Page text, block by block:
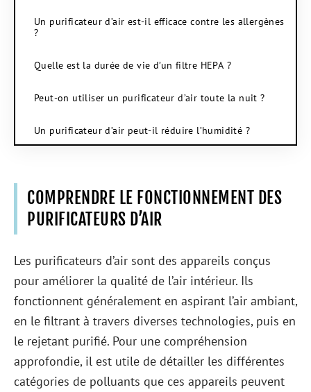
Un purificateur d’air est-il efficace contre les allergènes
?
Quelle est la durée de vie d’un filtre HEPA ?
Peut-on utiliser un purificateur d’air toute la nuit ?
Un purificateur d’air peut-il réduire l’humidité ?
COMPRENDRE LE FONCTIONNEMENT DES
PURIFICATEURS D’AIR
Les purificateurs d’air sont des appareils conçus
pour améliorer la qualité de l’air intérieur. Ils
fonctionnent généralement en aspirant l’air ambiant,
en le filtrant à travers diverses technologies, puis en
le rejetant purifié. Pour une compréhension
approfondie, il est utile de détailler les différentes
catégories de polluants que ces appareils peuvent